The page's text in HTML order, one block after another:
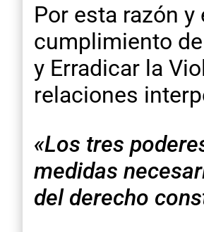
Por esta razón
cumplimiento
y Erradicar la
relaciones
«Los tres
medidas
del derecho